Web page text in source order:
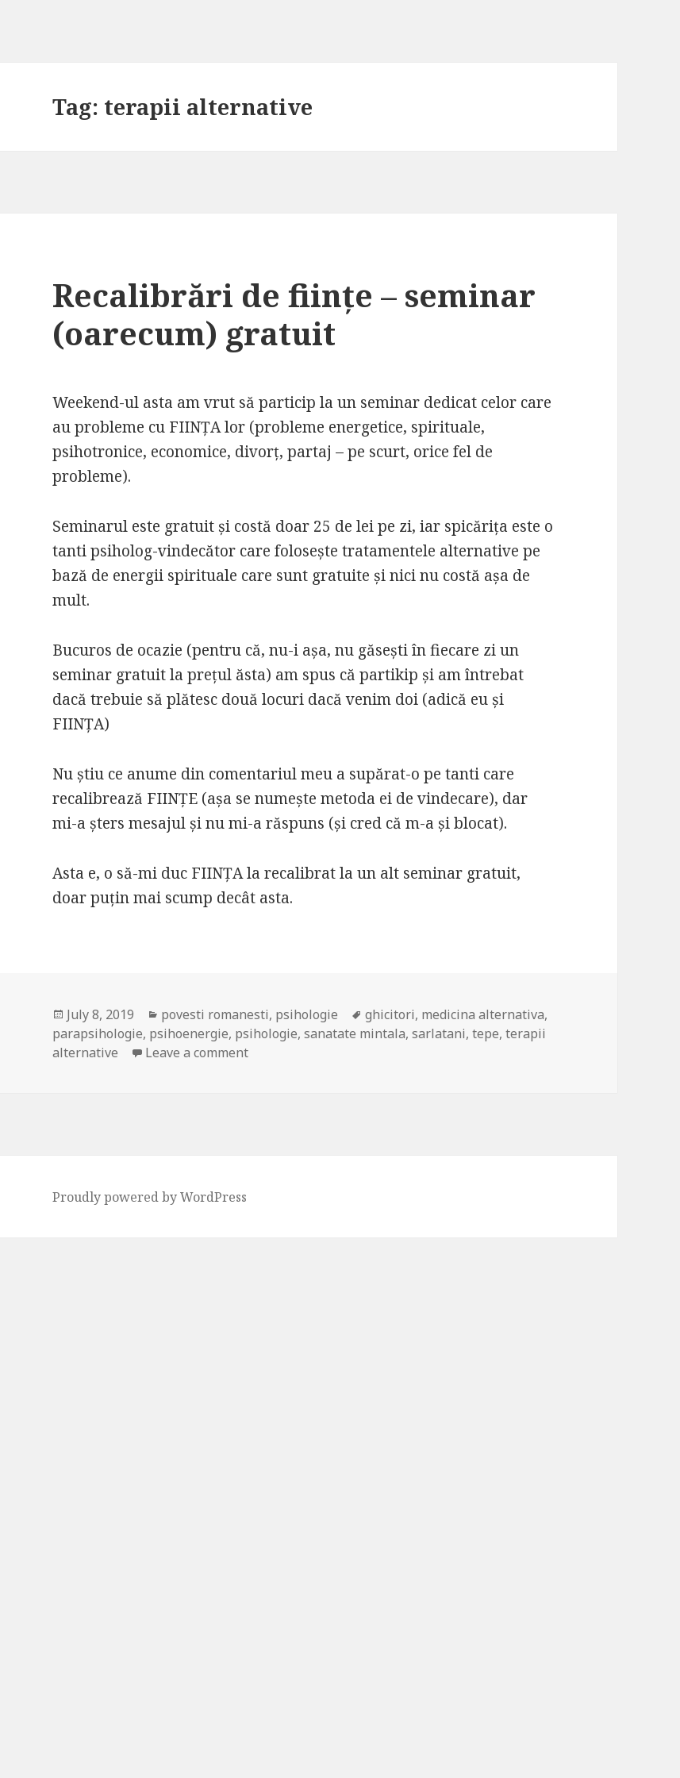
Tag: terapii alternative
Recalibrări de ființe – seminar
(oarecum) gratuit
Weekend-ul asta am vrut să particip la un seminar dedicat celor care
au probleme cu FIINȚA lor (probleme energetice, spirituale,
psihotronice, economice, divorț, partaj – pe scurt, orice fel de
probleme).
Seminarul este gratuit și costă doar 25 de lei pe zi, iar spicărița este o
tanti psiholog-vindecător care folosește tratamentele alternative pe
bază de energii spirituale care sunt gratuite și nici nu costă așa de
mult.
Bucuros de ocazie (pentru că, nu-i așa, nu găsești în fiecare zi un
seminar gratuit la prețul ăsta) am spus că partikip și am întrebat
dacă trebuie să plătesc două locuri dacă venim doi (adică eu și
FIINȚA)
Nu știu ce anume din comentariul meu a supărat-o pe tanti care
recalibrează FIINȚE (așa se numește metoda ei de vindecare), dar
mi-a șters mesajul și nu mi-a răspuns (și cred că m-a și blocat).
Asta e, o să-mi duc FIINȚA la recalibrat la un alt seminar gratuit,
doar puțin mai scump decât asta.
Posted
on
July 8, 2019 Categories
povesti romanesti, psihologie Tags
ghicitori, medicina alternativa,
parapsihologie, psihoenergie, psihologie,sanatate mintala,sarlatani,tepe,terapii
alternative
Leave a comment
Proudly powered by WordPress